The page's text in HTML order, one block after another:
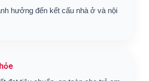
hưởng đến kết cấu nhà ở và nội